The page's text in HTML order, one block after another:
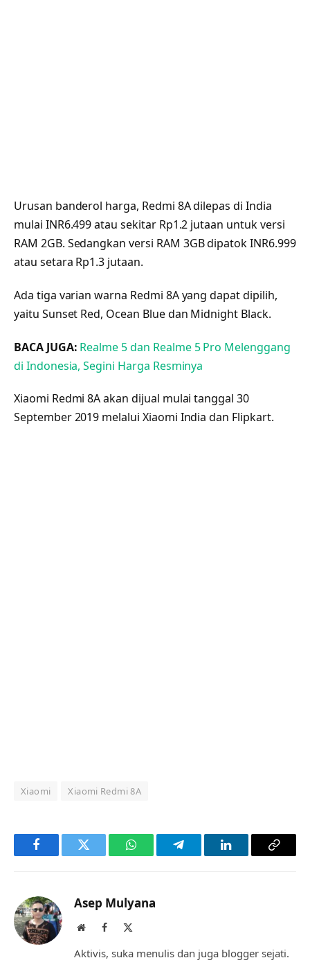
Urusan banderol harga, Redmi 8A dilepas di India
mulai INR6.499 atau sekitar Rp1.2 jutaan untuk versi
RAM 2GB. Sedangkan versi RAM 3GB dipatok INR6.999
atau setara Rp1.3 jutaan.
Ada tiga varian warna Redmi 8A yang dapat dipilih,
yaitu Sunset Red, Ocean Blue dan Midnight Black.
BACA JUGA: Realme 5 dan Realme 5 Pro Melenggang
di Indonesia, Segini Harga Resminya
Xiaomi Redmi 8A akan dijual mulai tanggal 30
September 2019 melalui Xiaomi India dan Flipkart.
Xiaomi Xiaomi Redmi 8A
FacebookTwitter WhatsAppTelegramLinkedInCopy
Asep Mulyana
WebsiteFacebook
Aktivis, suka menulis dan juga blogger sejati.